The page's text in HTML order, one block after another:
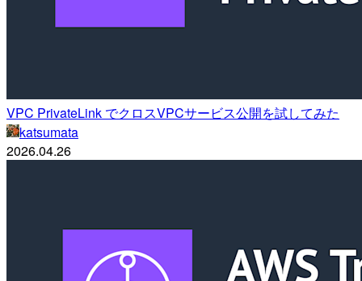
VPC PrivateLink でクロスVPCサービス公開を試してみた
katsumata
2026.04.26